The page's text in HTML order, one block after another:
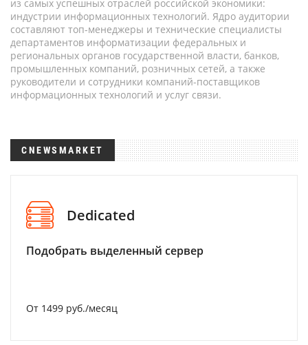
из самых успешных отраслей российской экономики:
индустрии информационных технологий. Ядро аудитории
составляют топ-менеджеры и технические специалисты
департаментов информатизации федеральных и
региональных органов государственной власти, банков,
промышленных компаний, розничных сетей, а также
руководители и сотрудники компаний-поставщиков
информационных технологий и услуг связи.
CNEWSMARKET
Dedicated
Подобрать выделенный сервер
От 1499 руб./месяц